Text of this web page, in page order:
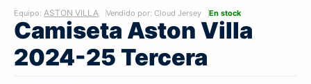
Equipo: ASTON VILLA Vendido por: Cloud Jersey En stock
Camiseta Aston Villa
2024-25 Tercera